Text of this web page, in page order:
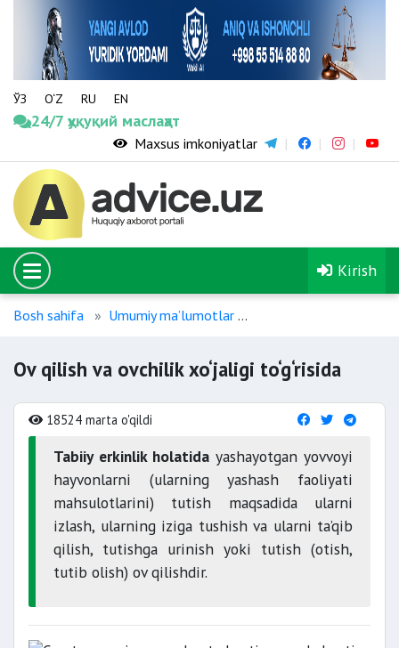
ЎЗ O‘Z RU EN
24/7 ҳуқуқий маслаҳат
Maxsus imkoniyatlar
Kirish
Bosh sahifa Umumiy maʼlumotlar
Ov qilish va ovchilik xo‘jaligi to‘g‘risida
18524 marta o'qildi
Tabiiy erkinlik holatida yashayotgan yovvoyi
hayvonlarni (ularning yashash faoliyati
mahsulotlarini) tutish maqsadida ularni
izlash, ularning iziga tushish va ularni ta’qib
qilish, tutishga urinish yoki tutish (otish,
tutib olish) ov qilishdir.